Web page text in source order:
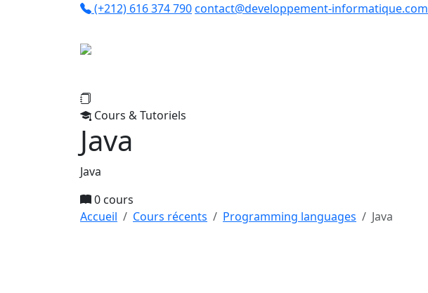
(+212) 616 374 790contact@developpement-informatique.com
Cours & Tutoriels
Java
Java
0 cours
Accueil
Cours récents Programming languages Java